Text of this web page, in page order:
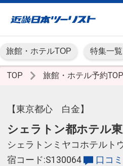
旅館・ホテルTOP 特集一覧
TOP 旅館・ホテル予約TOP
【東京都心 白金】
シェラトン都ホテル
シェラトンミヤコホテルト
宿コード:S130064
口コ